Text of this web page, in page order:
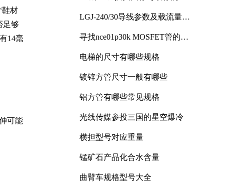
鞋材
足够
14毫
可能
LGJ-240/30导线参数及载流量解
寻找nce01p30k MOSFET管的合
电梯的尺寸有哪些规格
镀锌方管尺寸一般有哪些
铝方管有哪些常见规格
光线传媒参投三国的星空爆冷
横担型号对应重量
锰矿石产品化合水含量
曲臂车规格型号大全